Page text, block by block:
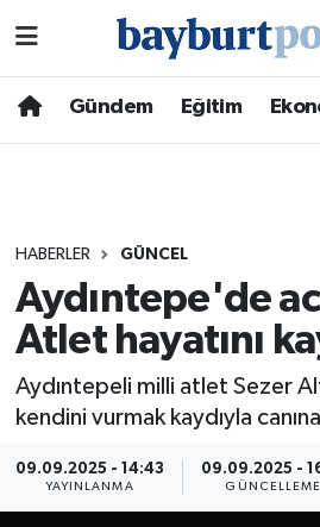
Gündem Eğitim
HABERLER GÜNCEL
Aydıntepe'de
Atlet hayatını
Aydıntepeli milli atlet Sezer
kendini vurmak kaydıyla canına
09.09.2025 - 14:43
YAYINLANMA
09.09.2025 -
GÜNCELLEME
Hava Durumu
Süper Lig Puan Durumu ve
Tüm Manşetler
Haber Arşivi